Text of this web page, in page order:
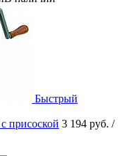
Быстрый
присоской 3 194 руб. /